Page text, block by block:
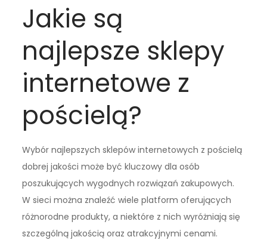
Jakie są
najlepsze sklepy
internetowe z
pościelą?
Wybór najlepszych sklepów internetowych z pościelą
dobrej jakości może być kluczowy dla osób
poszukujących wygodnych rozwiązań zakupowych.
W sieci można znaleźć wiele platform oferujących
różnorodne produkty, a niektóre z nich wyróżniają się
szczególną jakością oraz atrakcyjnymi cenami.